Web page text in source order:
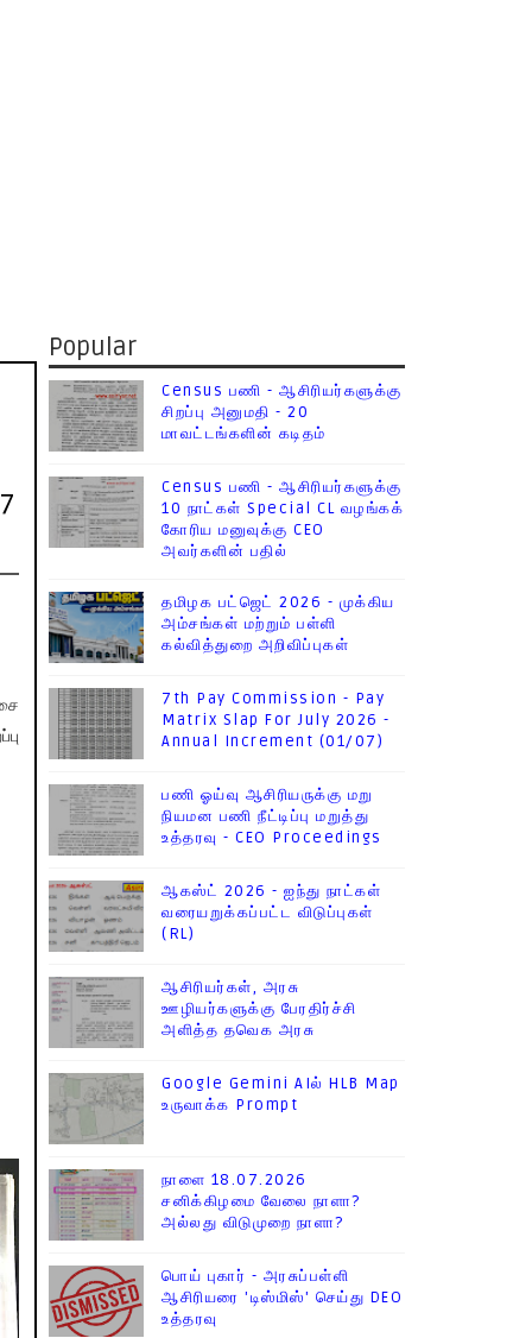
Popular
Census பணி - ஆசிரியர்களுக்கு
சிறப்பு அனுமதி - 20
மாவட்டங்களின் கடிதம்
Census பணி - ஆசிரியர்களுக்கு
10 நாட்கள் Special CL வழங்கக்
கோரிய மனுவுக்கு CEO
அவர்களின் பதில்
தமிழக பட்ஜெட் 2026 - முக்கிய
அம்சங்கள் மற்றும் பள்ளி
கல்வித்துறை அறிவிப்புகள்
7th Pay Commission - Pay
Matrix Slap For July 2026 -
Annual Increment (01/07)
பணி ஓய்வு ஆசிரியருக்கு மறு
நியமன பணி நீட்டிப்பு மறுத்து
உத்தரவு - CEO Proceedings
ஆகஸ்ட் 2026 - ஐந்து நாட்கள்
வரையறுக்கப்பட்ட விடுப்புகள்
(RL)
ஆசிரியர்கள், அரசு
ஊழியர்களுக்கு பேரதிர்ச்சி
அளித்த தவெக அரசு
Google Gemini AIல் HLB Map
உருவாக்க Prompt
நாளை 18.07.2026
சனிக்கிழமை வேலை நாளா?
அல்லது விடுமுறை நாளா?
பொய் புகார் - அரசுப்பள்ளி
ஆசிரியரை 'டிஸ்மிஸ்' செய்து DEO
உத்தரவு